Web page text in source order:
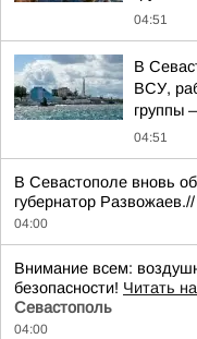
04:51
В
ВСУ,
группы
04:51
В Севастополе вновь
губернатор Развожаев.//
04:00
Внимание всем:
безопасности! Читать
Севастополь
04:00